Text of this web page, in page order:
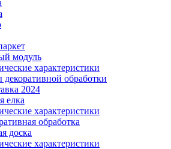
модуль
характеристики
обработки
2024
елка
характеристики
обработка
доска
характеристики